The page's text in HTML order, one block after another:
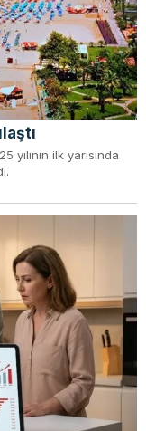
yılının ilk yarısında